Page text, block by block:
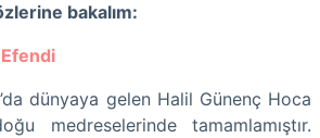
bakalım:
dünyaya gelen Halil Günenç Hoca
medreselerinde tamamlamıştır.